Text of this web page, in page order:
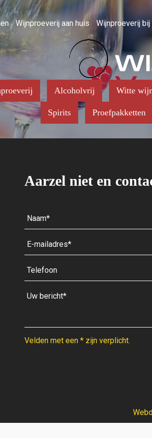
Wijnproeverij aan huis Wijnproeverij bij
Alcoholvrij Witte
Spirits Proefpakketten
Aarzel niet en
Velden met een * zijn verplicht.